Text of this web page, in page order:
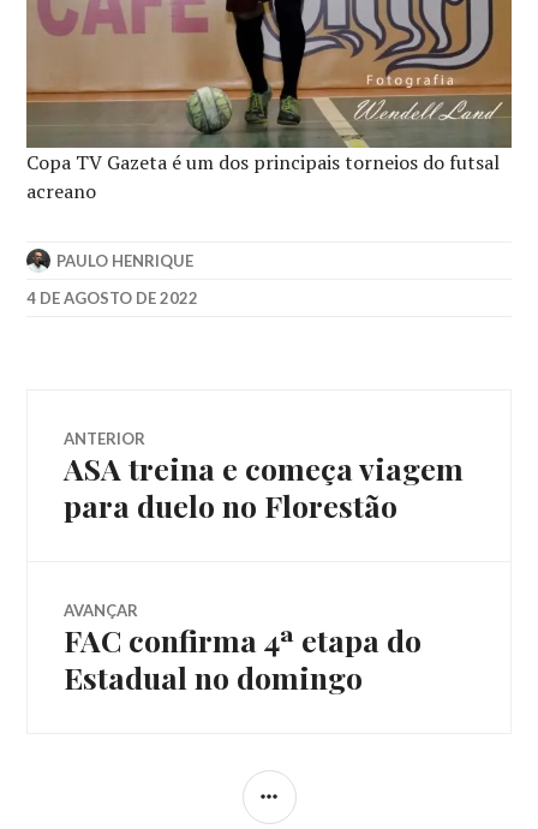
Copa TV Gazeta é um dos principais torneios do futsal
acreano
PAULO HENRIQUE
4 DE AGOSTO DE 2022
ANTERIOR
ASA treina e começa viagem
para duelo no Florestão
AVANÇAR
FAC confirma 4ª etapa do
Estadual no domingo